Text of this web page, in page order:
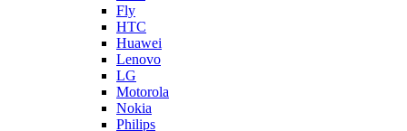
Fly
HTC
Huawei
Lenovo
LG
Motorola
Nokia
Philips